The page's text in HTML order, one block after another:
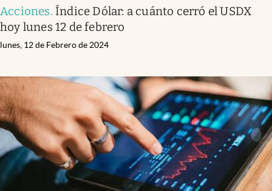
Acciones. Índice Dólar: a cuánto cerró el USDX
hoy lunes 12 de febrero
lunes, 12 de Febrero de 2024